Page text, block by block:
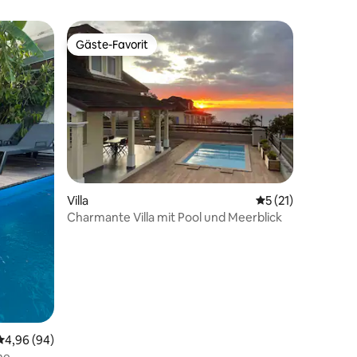
Bewertungen
Bewertung: 4,96 von 5, 94 Bewertungen
4,96 (94)
Gäste-Favorit
Gäste-Favorit
Villa Durchschnittliche
5 (21)
Charmante Villa mit Pool und Meerblick